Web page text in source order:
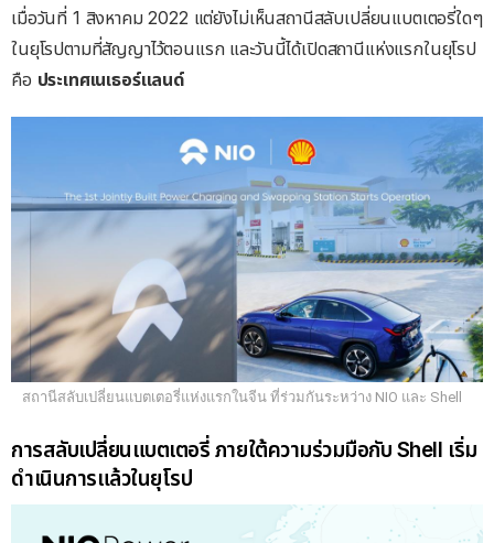
เมื่อวันที่ 1 สิงหาคม 2022 แต่ยังไม่เห็นสถานีสลับเปลี่ยนแบตเตอรี่ใดๆ
ในยุโรปตามที่สัญญาไว้ตอนแรก และวันนี้ได้เปิดสถานีแห่งแรกในยุโรป
คือ ประเทศเนเธอร์แลนด์
สถานีสลับเปลี่ยนแบตเตอรี่แห่งแรกในจีน ที่ร่วมกันระหว่าง NIO และ Shell
การสลับเปลี่ยนแบตเตอรี่ ภายใต้ความร่วมมือกับ Shell เริ่ม
ดำเนินการแล้วในยุโรป